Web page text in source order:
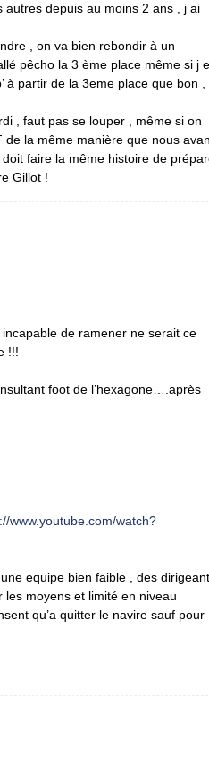
autres depuis au moins 2 ans , j ai
, on va bien rebondir à un
pêcho la 3 ème place même si j
partir de la 3eme place que bon ,
, faut pas se louper , même si on
de la même manière que nous
faire la même histoire de
Gillot !
de ramener ne serait ce
!!!
foot de l’hexagone….après
www.youtube.com/watch?
equipe bien faible , des
moyens et limité en niveau
qu’a quitter le navire sauf pour